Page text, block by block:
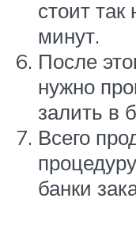
стоит
минут.
После
нужно
залить в
Всего
банки